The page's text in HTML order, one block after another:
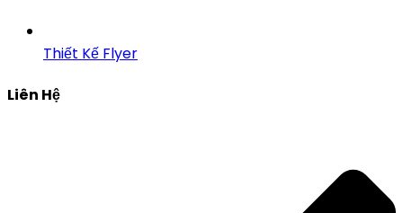
Thiết Kế Flyer
Liên Hệ